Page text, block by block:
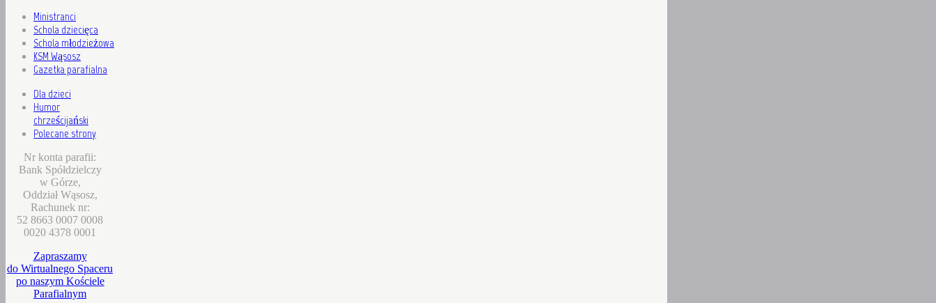
Ministranci
Schola dziecięca
Schola młodzieżowa
KSM Wąsosz
Gazetka parafialna
Dla dzieci
Humor
chrześcijański
Polecane strony
Nr konta parafii:
Bank Spółdzielczy
w Górze,
Oddział Wąsosz,
Rachunek nr:
52 8663 0007 0008
0020 4378 0001
Zapraszamy
do Wirtualnego Spaceru
po naszym Kościele
Parafialnym